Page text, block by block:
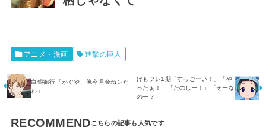
アニメ・漫画 進撃の巨人
白銀御行「かぐや、俺今月金ねンだ
わ」
けもフレ1期「すっごーい！」「や
ったぁ！」「たのしー！」「そーな
のー？」
RECOMMEND